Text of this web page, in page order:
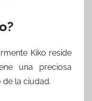
Kiko reside
una preciosa
de la ciudad.